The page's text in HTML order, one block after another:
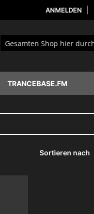
ANMELDEN
Suche
TRANCEBASE.FM
Sortieren nach